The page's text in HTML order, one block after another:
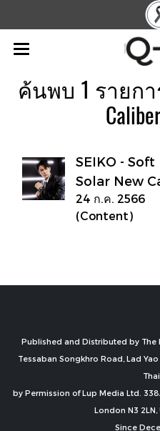
ค้นพบ 1 รายกา
SEIKO -
Solar New
24 ก.ค. 2566
(Content)
Published and Distributed by The
Tessaban Songkhro Road, Lad
by Permission of Lup Media Ltd.
London N3
Since